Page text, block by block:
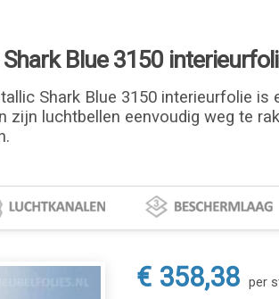
Blue 3150
Shark Blue 3150 interieurfolie
zijn luchtbellen eenvoudig weg te
€ 358,38 per